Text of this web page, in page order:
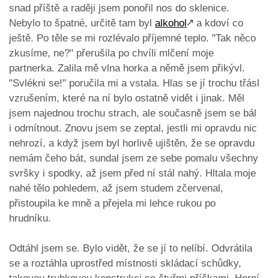
snad příště a raději jsem ponořil nos do sklenice.
Nebylo to špatné, určitě tam byl alkohol 🡕 a kdoví co
ještě. Po těle se mi rozlévalo příjemné teplo. "Tak něco
zkusíme, ne?" přerušila po chvíli mlčení moje
partnerka. Zalila mě vlna horka a němě jsem přikývl.
"Svlékni se!" poručila mi a vstala. Hlas se jí trochu třásl
vzrušením, které na ní bylo ostatně vidět i jinak. Měl
jsem najednou trochu strach, ale současně jsem se bál
i odmítnout. Znovu jsem se zeptal, jestli mi opravdu nic
nehrozí, a když jsem byl horlivě ujištěn, že se opravdu
nemám čeho bát, sundal jsem ze sebe pomalu všechny
svršky i spodky, až jsem před ní stál nahý. Hltala moje
nahé tělo pohledem, až jsem studem zčervenal,
přistoupila ke mně a přejela mi lehce rukou po
hrudníku.
Odtáhl jsem se. Bylo vidět, že se jí to nelíbí. Odvrátila
se a roztáhla uprostřed místnosti skládací schůdky,